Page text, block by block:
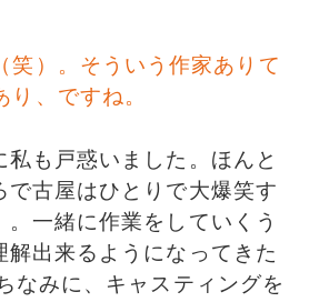
笑）。そういう作家ありて
り、ですね。
も戸惑いました。ほんと
で古屋はひとりで大爆笑す
。一緒に作業をしていくう
解出来るようになってきた
なみに、キャスティングを